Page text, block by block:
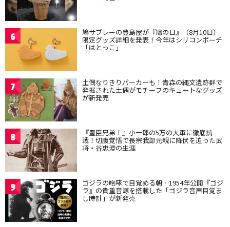
6 鳩サブレーの豊島屋が『鳩の日』（8月10日）
限定グッズ詳細を発表！今年はシリコンポーチ
「はとっこ」
7 土偶なりきりパーカーも！青森の縄文遺跡群で
発掘された土偶がモチーフのキュートなグッズ
が新発売
8 『豊臣兄弟！』小一郎の5万の大軍に徹底抗
戦！切腹覚悟で長宗我部元親に降伏を迫った武
将・谷忠澄の生涯
9 ゴジラの咆哮で目覚める朝…1954年公開『ゴジ
ラ』の貴重音源を搭載した「ゴジラ音声目覚ま
し時計」が新発売